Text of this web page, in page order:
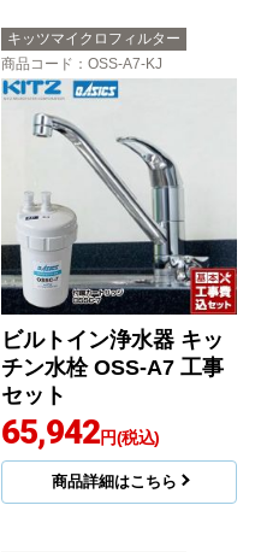
キッツマイクロフィルター
商品コード ：OSS-A7-KJ
ビルトイン浄水器 キッ
チン水栓 OSS-A7 工事
セット
65,942円(税込)
商品詳細はこちら